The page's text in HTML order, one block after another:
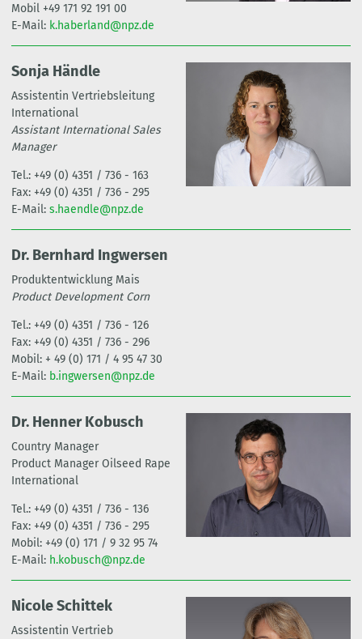
Mobil +49 171 92 191 00
E-Mail: k.haberland@npz.de
Sonja Händle
Assistentin Vertriebsleitung
International
Assistant International Sales
Manager
Tel.: +49 (0) 4351 / 736 - 163
Fax: +49 (0) 4351 / 736 - 295
E-Mail: s.haendle@npz.de
Dr. Bernhard Ingwersen
Produktentwicklung Mais
Product Development Corn
Tel.: +49 (0) 4351 / 736 - 126
Fax: +49 (0) 4351 / 736 - 296
Mobil: + 49 (0) 171 / 4 95 47 30
E-Mail: b.ingwersen@npz.de
Dr. Henner Kobusch
Country Manager
Product Manager Oilseed Rape
International
Tel.: +49 (0) 4351 / 736 - 136
Fax: +49 (0) 4351 / 736 - 295
Mobil: +49 (0) 171 / 9 32 95 74
E-Mail: h.kobusch@npz.de
Nicole Schittek
Assistentin Vertrieb